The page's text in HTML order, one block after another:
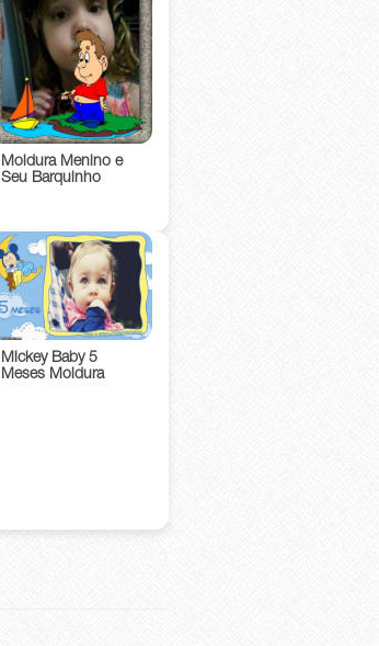
Moldura Menino e
Seu Barquinho
Mickey Baby 5
Meses Moldura